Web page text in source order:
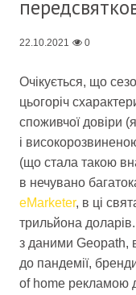
22.10.2021 0
Очікується, що
цьогоріч
споживчої довіри
і
(що стала такою
в нечувано
eMarketer, в ці
трильйона
з даними Geopath,
до пандемії,
of home рекламою